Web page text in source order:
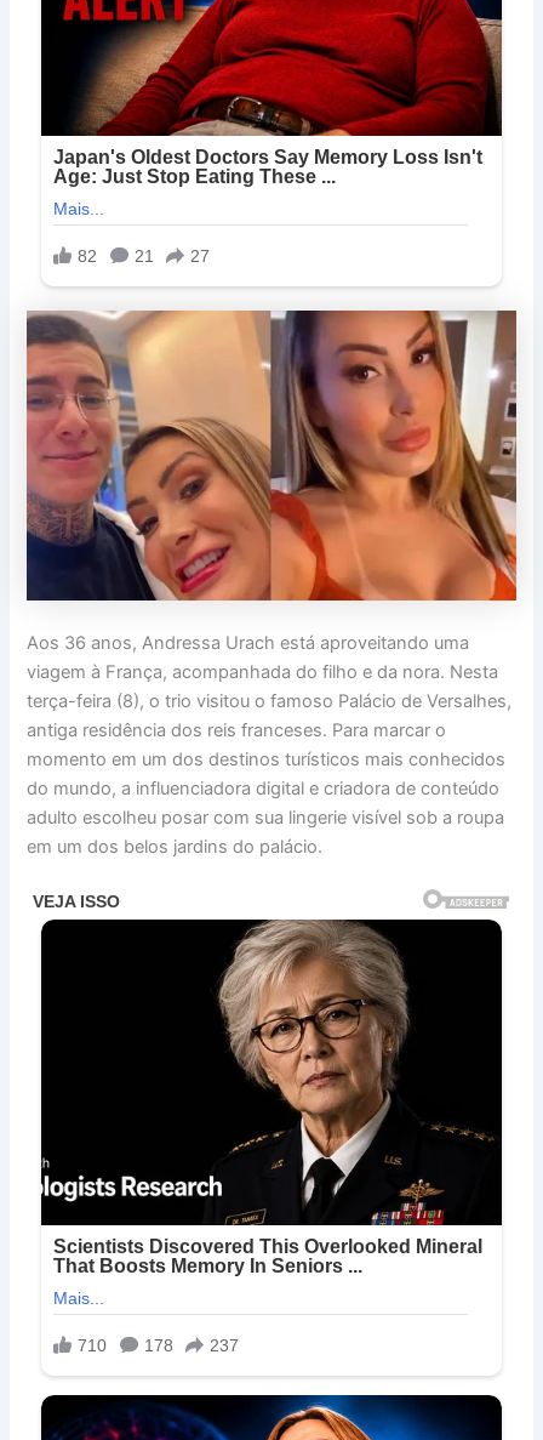
Aos 36 anos, Andressa Urach está aproveitando uma
viagem à França, acompanhada do filho e da nora. Nesta
terça-feira (8), o trio visitou o famoso Palácio de Versalhes,
antiga residência dos reis franceses. Para marcar o
momento em um dos destinos turísticos mais conhecidos
do mundo, a influenciadora digital e criadora de conteúdo
adulto escolheu posar com sua lingerie visível sob a roupa
em um dos belos jardins do palácio.